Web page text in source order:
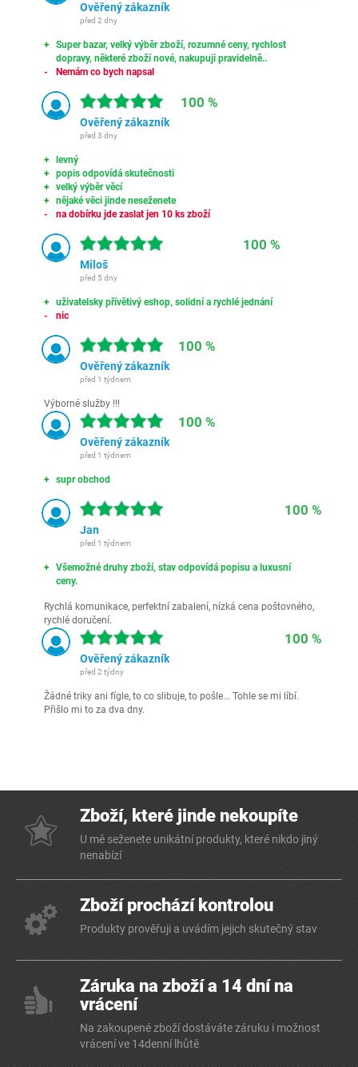
Ověřený zákazník
před 2 dny
Super bazar, velký výběr zboží, rozumné ceny, rychlost
dopravy, některé zboží nové, nakupuji pravidelně..
Nemám co bych napsal
100 %
Ověřený zákazník
před 3 dny
levný
popis odpovídá skutečnosti
velký výběr věcí
nějaké věci jinde neseženete
na dobírku jde zaslat jen 10 ks zboží
100 %
Miloš
před 5 dny
uživatelsky přívětivý eshop, solidní a rychlé jednání
nic
100 %
Ověřený zákazník
před 1 týdnem
Výborné služby !!!
100 %
Ověřený zákazník
před 1 týdnem
supr obchod
100 %
Jan
před 1 týdnem
Všemožné druhy zboží, stav odpovídá popisu a luxusní
ceny.
Rychlá komunikace, perfektní zabalení, nízká cena poštovného,
rychlé doručení.
100 %
Ověřený zákazník
před 2 týdny
Žádné triky ani fígle, to co slibuje, to pošle... Tohle se mi líbí.
Přišlo mi to za dva dny.
Zboží, které jinde nekoupíte
U mě seženete unikátní produkty, které nikdo jiný
nenabízí
Zboží prochází kontrolou
Produkty prověřuji a uvádím jejich skutečný stav
Záruka na zboží a 14 dní na
vrácení
Na zakoupené zboží dostáváte záruku i možnost
vrácení ve 14denní lhůtě